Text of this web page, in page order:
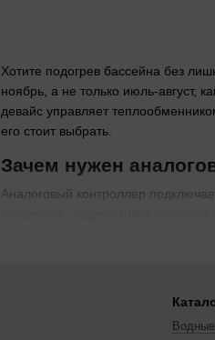
Хотите подогрев бассейна без
ноябрь, а не только июль-август,
девайс управляет
его стоит выбрать.
Зачем нужен
Аналоговый контроллер
: никаких сложных
Идеально для дома под Киевом,